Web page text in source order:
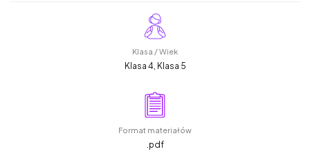
Klasa / Wiek
Klasa 4, Klasa 5
Format materiałów
.pdf